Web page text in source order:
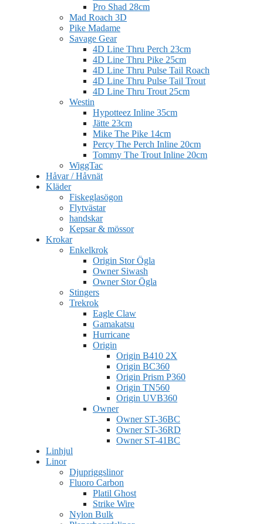
Pro Shad 28cm
Mad Roach 3D
Pike Madame
Savage Gear
4D Line Thru Perch 23cm
4D Line Thru Pike 25cm
4D Line Thru Pulse Tail Roach
4D Line Thru Pulse Tail Trout
4D Line Thru Trout 25cm
Westin
Hypotteez Inline 35cm
Jätte 23cm
Mike The Pike 14cm
Percy The Perch Inline 20cm
Tommy The Trout Inline 20cm
WiggTac
Håvar / Håvnät
Kläder
Fiskeglasögon
Flytvästar
handskar
Kepsar & mössor
Krokar
Enkelkrok
Origin Stor Ögla
Owner Siwash
Owner Stor Ögla
Stingers
Trekrok
Eagle Claw
Gamakatsu
Hurricane
Origin
Origin B410 2X
Origin BC360
Origin Prism P360
Origin TN560
Origin UVB360
Owner
Owner ST-36BC
Owner ST-36RD
Owner ST-41BC
Linhjul
Linor
Djupriggslinor
Fluoro Carbon
Platil Ghost
Strike Wire
Nylon Bulk